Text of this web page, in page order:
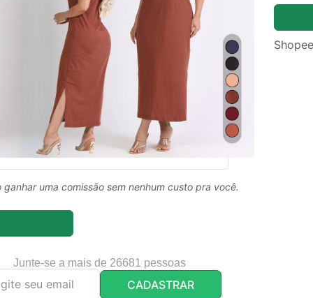
ganhar uma comissão sem nenhum custo pra você.
Junte-se a mais de 26681 pessoas
CADASTRAR